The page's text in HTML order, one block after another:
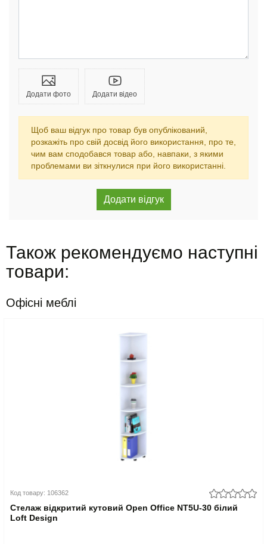
Додати фото Додати відео
Щоб ваш відгук про товар був опублікований,
розкажіть про свій досвід його використання, про те,
чим вам сподобався товар або, навпаки, з якими
проблемами ви зіткнулися при його використанні.
Також рекомендуємо наступні
товари:
Офісні меблі
Код товару: 106362
Стелаж відкритий кутовий Open Office NT5U-30 білий
Loft Design